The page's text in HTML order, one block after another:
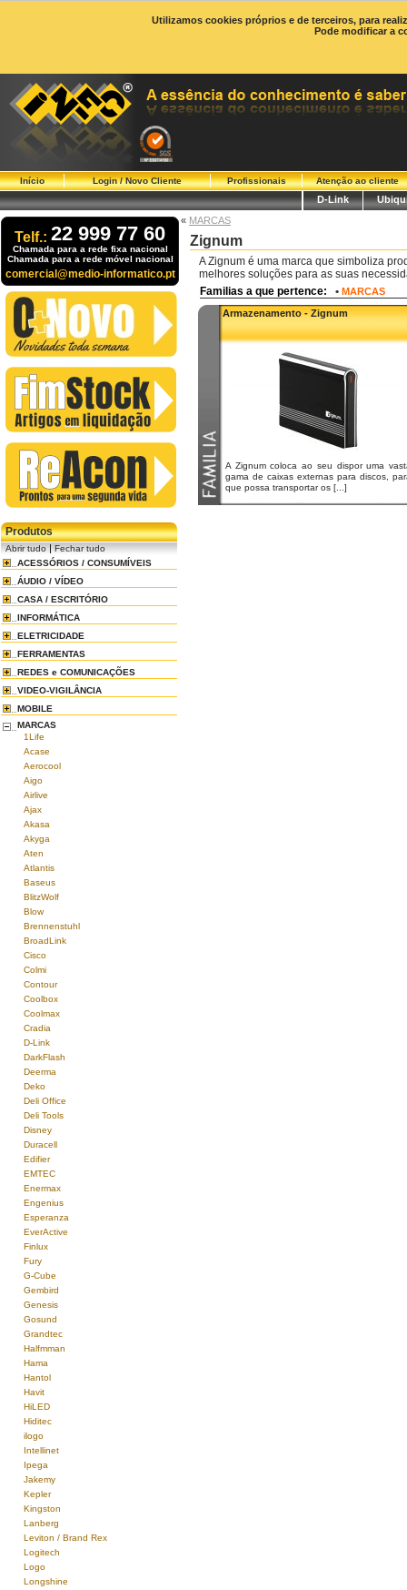
Utilizamos cookies próprios e de terceiros, para
Pode modificar a
Início Login / Novo Cliente Profissionais Atenção ao cliente
D-Link
Telf.: 22 999 77 60
Chamada para a rede fixa nacional
Chamada para a rede móvel nacional
comercial@medio-informatico.pt
Produtos
Abrir tudo|Fechar tudo
ACESSÓRIOS / CONSUMÍVEIS
ÁUDIO / VÍDEO
CASA / ESCRITÓRIO
INFORMÁTICA
ELETRICIDADE
FERRAMENTAS
REDES e COMUNICAÇÕES
VIDEO-VIGILÂNCIA
MOBILE
MARCAS
1Life
Acase
Aerocool
Aigo
Airlive
Ajax
Akasa
Akyga
Aten
Atlantis
Baseus
BlitzWolf
Blow
Brennenstuhl
BroadLink
Cisco
Colmi
Contour
Coolbox
Coolmax
Cradia
D-Link
DarkFlash
Deerma
Deko
Deli Office
Deli Tools
Disney
Duracell
Edifier
EMTEC
Enermax
Engenius
Esperanza
EverActive
Finlux
Fury
G-Cube
Gembird
Genesis
Gosund
Grandtec
Halfmman
Hama
Hantol
Havit
HiLED
Hiditec
ilogo
Intellinet
Ipega
Jakemy
Kepler
Kingston
Lanberg
Leviton / Brand Rex
Logitech
Logo
Longshine
« MARCAS
Zignum
A Zignum é uma marca que simboliza
melhores soluções para as suas
Familias a que pertence: • MARCAS
Armazenamento - Zignum
A Zignum coloca ao seu dispor uma
gama de caixas externas para discos,
que possa transportar os [...]